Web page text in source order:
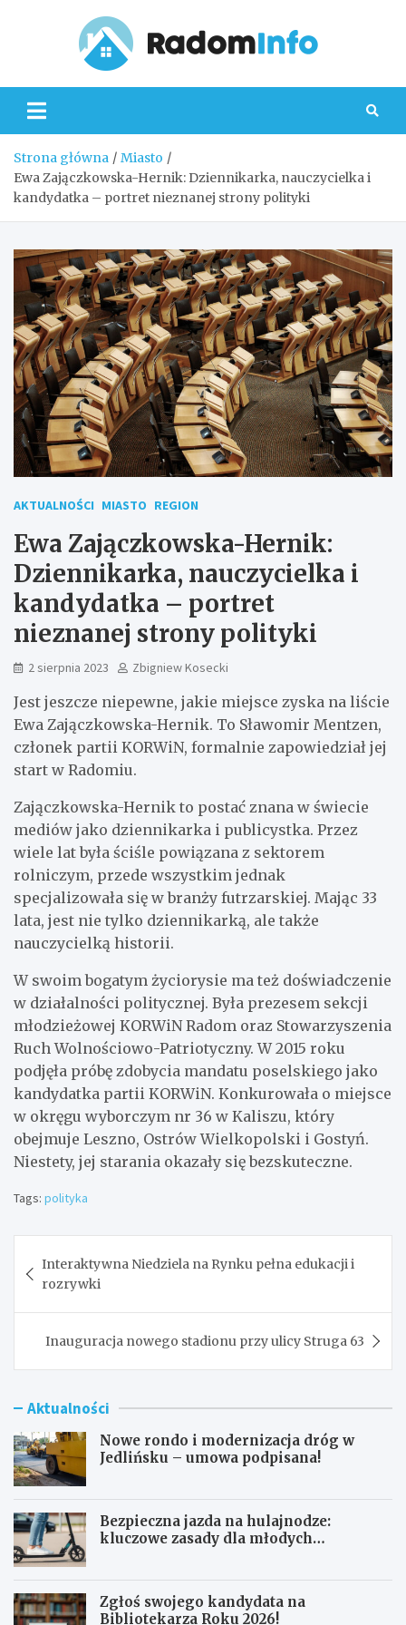
Strona główna
Miasto
Ewa Zajączkowska-Hernik: Dziennikarka, nauczycielka i
kandydatka – portret nieznanej strony polityki
AKTUALNOŚCI MIASTO REGION
Ewa Zajączkowska-Hernik:
Dziennikarka, nauczycielka i
kandydatka – portret
nieznanej strony polityki
2 sierpnia 2023 Zbigniew Kosecki
Jest jeszcze niepewne, jakie miejsce zyska na liście
Ewa Zajączkowska-Hernik. To Sławomir Mentzen,
członek partii KORWiN, formalnie zapowiedział jej
start w Radomiu.
Zajączkowska-Hernik to postać znana w świecie
mediów jako dziennikarka i publicystka. Przez
wiele lat była ściśle powiązana z sektorem
rolniczym, przede wszystkim jednak
specjalizowała się w branży futrzarskiej. Mając 33
lata, jest nie tylko dziennikarką, ale także
nauczycielką historii.
W swoim bogatym życiorysie ma też doświadczenie
w działalności politycznej. Była prezesem sekcji
młodzieżowej KORWiN Radom oraz Stowarzyszenia
Ruch Wolnościowo-Patriotyczny. W 2015 roku
podjęła próbę zdobycia mandatu poselskiego jako
kandydatka partii KORWiN. Konkurowała o miejsce
w okręgu wyborczym nr 36 w Kaliszu, który
obejmuje Leszno, Ostrów Wielkopolski i Gostyń.
Niestety, jej starania okazały się bezskuteczne.
Tags: polityka
wpisu
Interaktywna Niedziela na Rynku pełna edukacji i
rozrywki
Inauguracja nowego stadionu przy ulicy Struga 63
Aktualności
Nowe rondo i modernizacja dróg w
Jedlińsku – umowa podpisana!
Bezpieczna jazda na hulajnodze:
kluczowe zasady dla młodych
Zgłoś swojego kandydata na
Bibliotekarza Roku 2026!